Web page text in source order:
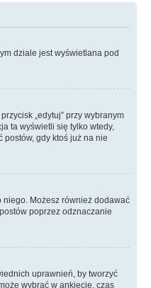
dziale jest wyświetlana pod
„edytuj” przy wybranym
ta wyświetli się tylko wtedy,
gdy ktoś już na nie
niego. Możesz również dodawać
poprzez odznaczanie
uprawnień, by tworzyć
wybrać w ankiecie, czas